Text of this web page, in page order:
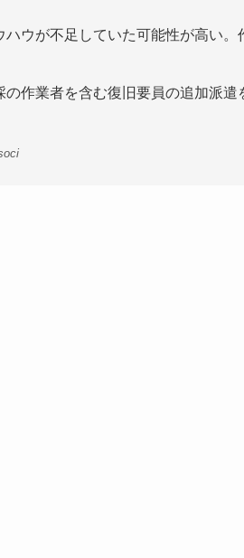
ウが不足していた可能性が高い。
作業者を含む復旧要員の追加派遣